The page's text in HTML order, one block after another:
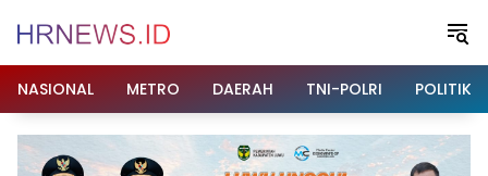
NASIONAL
METRO DAERAH TNI-POLRI POLITIK